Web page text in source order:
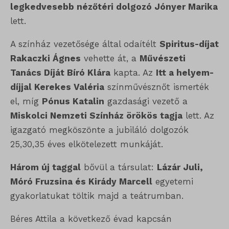
legkedvesebb nézőtéri dolgozó Jónyer Marika
lett.
A színház vezetősége által odaítélt Spiritus-díjat
Rakaczki Ágnes vehette át, a Művészeti
Tanács Díját Bíró Klára kapta. Az Itt a helyem-
díjjal Kerekes Valéria színművésznőt ismerték
el, míg Pónus Katalin gazdasági vezető a
Miskolci Nemzeti Színház örökös tagja lett. Az
igazgató megköszönte a jubiláló dolgozók
25,30,35 éves elkötelezett munkáját.
Három új taggal bővül a társulat: Lázár Juli,
Móró Fruzsina és Kirády Marcell egyetemi
gyakorlatukat töltik majd a teátrumban.
Béres Attila a következő évad kapcsán
ISCHECKURLRISK
timezone
wordpress_logged_in_*
wordpress_test_cookie
wp_lang
wp-settings-*
mhcookie
weboldalunkkal.
Részletek megjelenítése
_ga
_ga_*
_gat_gtag_ua_*
_gid
mp_*_mixpanel
Egyéb szolgáltatások
Ez a kategória minden olyan sütit, domaint és szolgáltatást
magában foglal, amelyek nem tartoznak a megadott kategóriákba,
Részletek megjelenítése
_dd_s